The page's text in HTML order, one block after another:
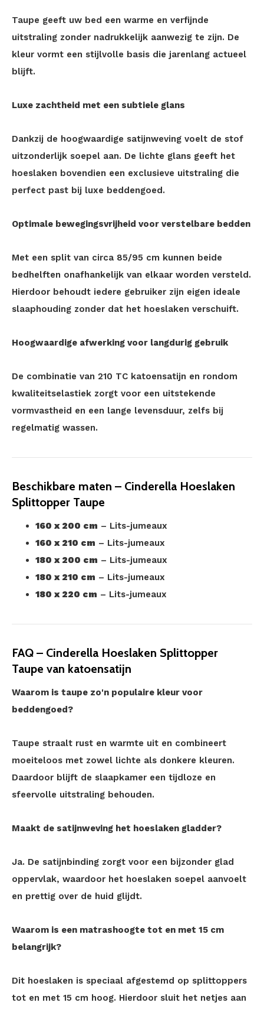
Taupe geeft uw bed een warme en verfijnde
uitstraling zonder nadrukkelijk aanwezig te zijn. De
kleur vormt een stijlvolle basis die jarenlang actueel
blijft.
Luxe zachtheid met een subtiele glans
Dankzij de hoogwaardige satijnweving voelt de stof
uitzonderlijk soepel aan. De lichte glans geeft het
hoeslaken bovendien een exclusieve uitstraling die
perfect past bij luxe beddengoed.
Optimale bewegingsvrijheid voor verstelbare bedden
Met een split van circa 85/95 cm kunnen beide
bedhelften onafhankelijk van elkaar worden versteld.
Hierdoor behoudt iedere gebruiker zijn eigen ideale
slaaphouding zonder dat het hoeslaken verschuift.
Hoogwaardige afwerking voor langdurig gebruik
De combinatie van 210 TC katoensatijn en rondom
kwaliteitselastiek zorgt voor een uitstekende
vormvastheid en een lange levensduur, zelfs bij
regelmatig wassen.
Beschikbare maten – Cinderella Hoeslaken
Splittopper Taupe
160 x 200 cm – Lits-jumeaux
160 x 210 cm – Lits-jumeaux
180 x 200 cm – Lits-jumeaux
180 x 210 cm – Lits-jumeaux
180 x 220 cm – Lits-jumeaux
FAQ – Cinderella Hoeslaken Splittopper
Taupe van katoensatijn
Waarom is taupe zo'n populaire kleur voor
beddengoed?
Taupe straalt rust en warmte uit en combineert
moeiteloos met zowel lichte als donkere kleuren.
Daardoor blijft de slaapkamer een tijdloze en
sfeervolle uitstraling behouden.
Maakt de satijnweving het hoeslaken gladder?
Ja. De satijnbinding zorgt voor een bijzonder glad
oppervlak, waardoor het hoeslaken soepel aanvoelt
en prettig over de huid glijdt.
Waarom is een matrashoogte tot en met 15 cm
belangrijk?
Dit hoeslaken is speciaal afgestemd op splittoppers
tot en met 15 cm hoog. Hierdoor sluit het netjes aan